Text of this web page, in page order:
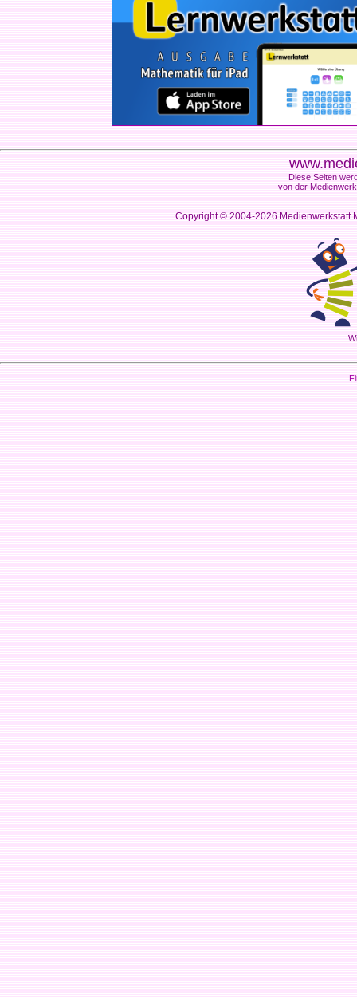
Diese Seiten
von der
Copyright © 2004-2026Medienwerkstatt